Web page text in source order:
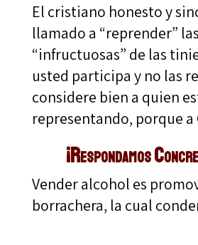
El cristiano honesto y
llamado a “reprender”
“infructuosas” de las
usted participa y no las
considere bien a quien
representando, porque a
¡Respondamos
Vender alcohol es
borrachera, la cual